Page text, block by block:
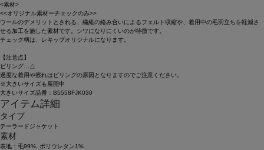
<素材>
<<オリジナル素材ーチェックのみ>>
ウールのデメリットとされる、繊維の絡み合いによるフェルト収縮や、着用中の毛羽立ちを軽減さ
せる加工を施した素材です。シワになりにくいのが特徴です。
チェック柄は、レキップオリジナルになります。
【注意点】
ピリング…△
過度な着用や擦れはピリングの原因となりますのでご注意ください。
※大きいサイズも展開中
大きいサイズ品番：B5558FJK030
アイテム詳細
タイプ
テーラードジャケット
素材
表地：毛99%, ポリウレタン1%